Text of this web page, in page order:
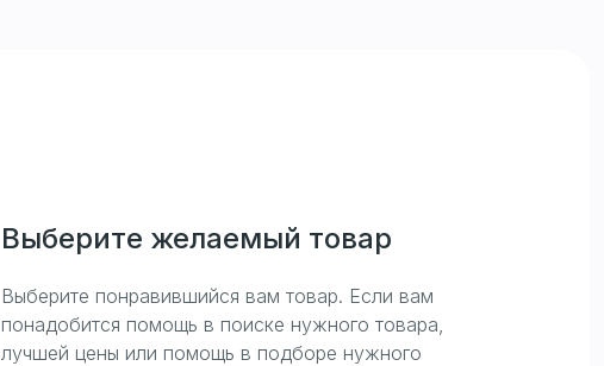
Выберите желаемый товар
Выберите понравившийся вам товар. Если вам
понадобится помощь в поиске нужного товара,
лучшей цены или помощь в подборе нужного